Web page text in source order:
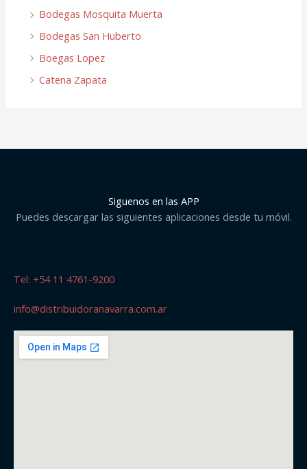
Bodegas Mosquita Muerta
Bodegas San Huberto
Boegas Lopez
Catena Zapata
Siguenos en las APP
Puedes descargar las siguientes aplicaciones desde tu móvil.
Tel: +54 11 4761-9200
info@distribuidoranavarra.com.ar